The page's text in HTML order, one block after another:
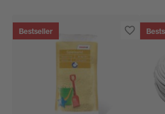
Bestseller